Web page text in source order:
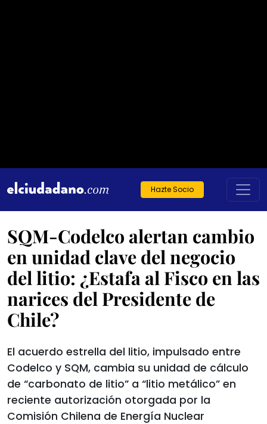
Hazte Socio
SQM-Codelco alertan cambio
en unidad clave del negocio
del litio: ¿Estafa al Fisco en las
narices del Presidente de
Chile?
El acuerdo estrella del litio, impulsado entre
Codelco y SQM, cambia su unidad de cálculo
de “carbonato de litio” a “litio metálico” en
reciente autorización otorgada por la
Comisión Chilena de Energía Nuclear